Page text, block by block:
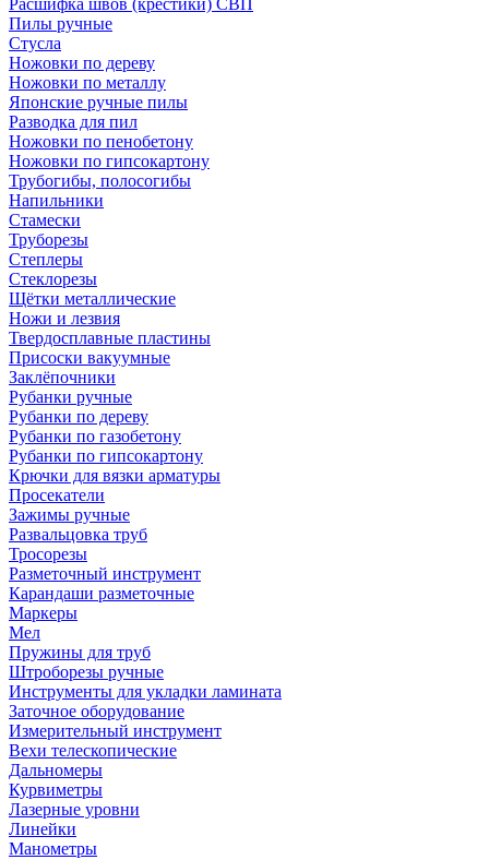
Расшифка швов (крестики) СВП
Пилы ручные
Стусла
Ножовки по дереву
Ножовки по металлу
Японские ручные пилы
Разводка для пил
Ножовки по пенобетону
Ножовки по гипсокартону
Трубогибы, полосогибы
Напильники
Стамески
Труборезы
Степлеры
Стеклорезы
Щётки металлические
Ножи и лезвия
Твердосплавные пластины
Присоски вакуумные
Заклёпочники
Рубанки ручные
Рубанки по дереву
Рубанки по газобетону
Рубанки по гипсокартону
Крючки для вязки арматуры
Просекатели
Зажимы ручные
Развальцовка труб
Тросорезы
Разметочный инструмент
Карандаши разметочные
Маркеры
Мел
Пружины для труб
Штроборезы ручные
Инструменты для укладки ламината
Заточное оборудование
Измерительный инструмент
Вехи телескопические
Дальномеры
Курвиметры
Лазерные уровни
Линейки
Манометры